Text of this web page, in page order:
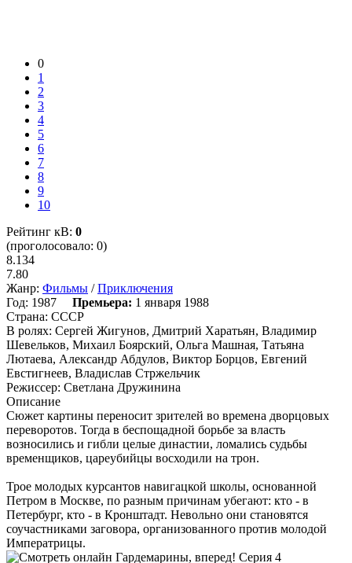
0
1
2
3
4
5
6
7
8
9
10
Рейтинг кВ: 0
(проголосовало: 0)
8.134
7.80
Жанр: Фильмы /Приключения
Год: 1987 Премьера: 1 января 1988
Страна: СССР
В ролях: Сергей Жигунов, Дмитрий Харатьян, Владимир
Шевельков, Михаил Боярский, Ольга Машная, Татьяна
Лютаева, Александр Абдулов, Виктор Борцов, Евгений
Евстигнеев, Владислав Стржельчик
Режиссер: Светлана Дружинина
Описание
Сюжет картины переносит зрителей во времена дворцовых
переворотов. Тогда в беспощадной борьбе за власть
возносились и гибли целые династии, ломались судьбы
временщиков, цареубийцы восходили на трон.
Трое молодых курсантов навигацкой школы, основанной
Петром в Москве, по разным причинам убегают: кто - в
Петербург, кто - в Кронштадт. Невольно они становятся
соучастниками заговора, организованного против молодой
Императрицы.